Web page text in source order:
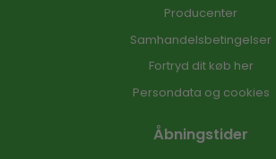
Producenter
Samhandelsbetingelser
Fortryd dit køb her
Persondata og cookies
Åbningstider